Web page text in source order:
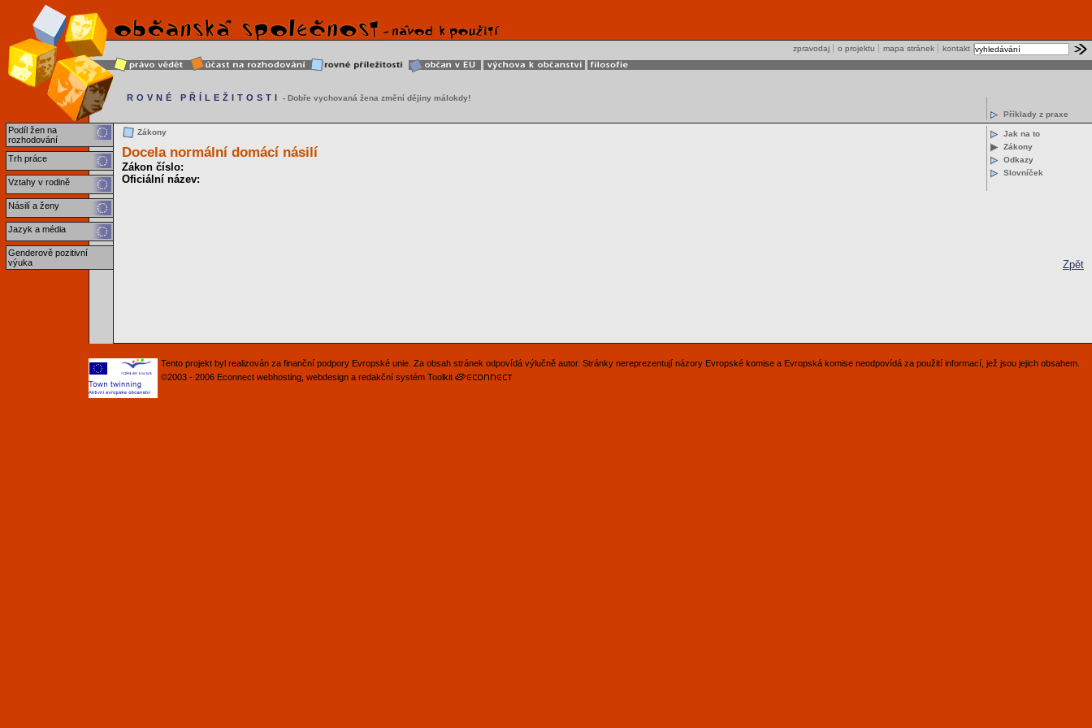
kontakt
mapa stránek
o projektu
zpravodaj
Podíl žen na
rozhodování
Trh práce
Vztahy v rodině
Násilí a ženy
Jazyk a média
Genderově pozitivní
výuka
ROVNÉ PŘÍLEŽITOSTI
- Dobře vychovaná žena změní dějiny málokdy!
Příklady z praxe
Jak na to
Zákony
Odkazy
Slovníček
Zákony
Docela normální domácí násilí
Zákon číslo:
Oficiální název:
Zpět
Tento projekt byl realizován za finanční podpory Evropské unie. Za obsah stránek odpovídá výlučně autor. Stránky nereprezentují názory Evropské komise a Evropská komise neodpovídá za použití informací, jež jsou jejich obsahem.
©2003 - 2006 Econnect webhosting webdesign a redakční systém Toolkit